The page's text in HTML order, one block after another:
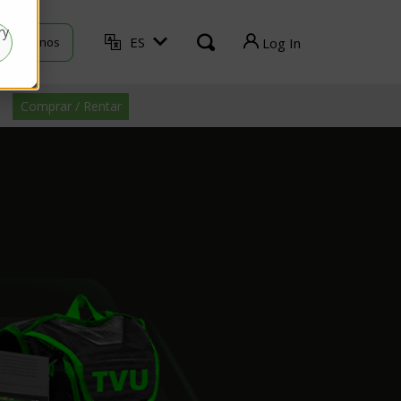
ES Log In
Comprar / Rentar